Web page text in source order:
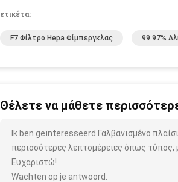
ετικέτα:
F7 Φίλτρο Hepa Φίμπεργκλας 99.97%
Θέλετε να μάθετε
Ik ben geïnteresseerd Γαλβανισμένο
περισσότερες λεπτομέρειες όπως τύπος,
Ευχαριστώ!
Wachten op je antwoord.